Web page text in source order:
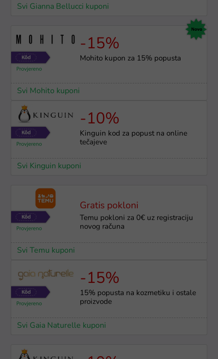
Svi Gianna Bellucci kuponi
-15%
Mohito kupon za 15% popusta
Svi Mohito kuponi
-10%
Kinguin kod za popust na online
tečajeve
Svi Kinguin kuponi
Gratis pokloni
Temu pokloni za 0€ uz registraciju
novog računa
Svi Temu kuponi
-15%
15% popusta na kozmetiku i ostale
proizvode
Svi Gaia Naturelle kuponi